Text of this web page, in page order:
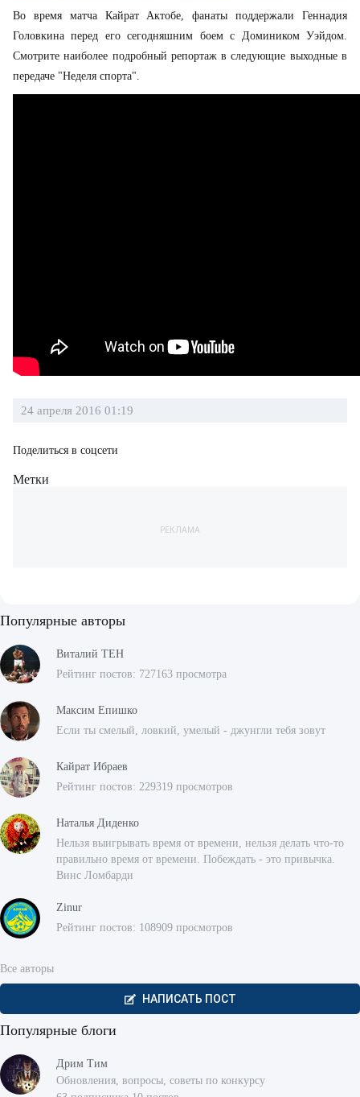
Во время матча Кайрат Актобе, фанаты поддержали Геннадия
Головкина перед его сегодняшним боем с Домиником Уэйдом.
Смотрите наиболее подробный репортаж в следующие выходные в
передаче "Неделя спорта".
24 апреля 2016 01:19
Поделиться в соцсети
Метки
РЕКЛАМА
Популярные авторы
Виталий ТЕН
Рейтинг постов: 727163 просмотра
Максим Епишко
Если ты смелый, ловкий, умелый - джунгли тебя зовут
Кайрат Ибраев
Рейтинг постов: 229319 просмотров
Наталья Диденко
Нельзя выигрывать время от времени, нельзя делать что-то
правильно время от времени. Побеждать - это привычка.
Винс Ломбарди
Zinur
Рейтинг постов: 108909 просмотров
Все авторы
НАПИСАТЬ ПОСТ
Популярные блоги
Дрим Тим
Обновления, вопросы, советы по конкурсу